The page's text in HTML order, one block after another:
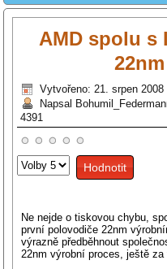
AMD spolu s
Vytvořeno: 21. srpen 2008
Napsal
4391
Hodnoťte
prosím
Ne nejde o tiskovou chybu,
první polovodiče 22nm
výrazně předběhnout
22nm výrobní proces, ještě